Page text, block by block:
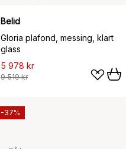
Belid
Gloria plafond, messing, klart
glass
5 978 kr
9 519 kr
-37%